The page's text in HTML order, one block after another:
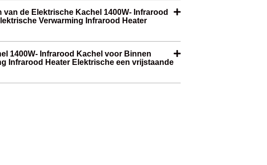
van de Elektrische Kachel 1400W- Infrarood
Verwarming Infrarood Heater
1400W- Infrarood Kachel voor Binnen
Infrarood Heater Elektrische een vrijstaande